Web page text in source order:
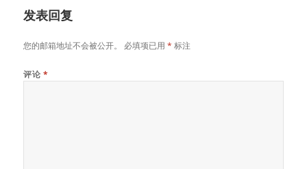
发表回复
您的邮箱地址不会被公开。 必填项已用* 标注
评论 *